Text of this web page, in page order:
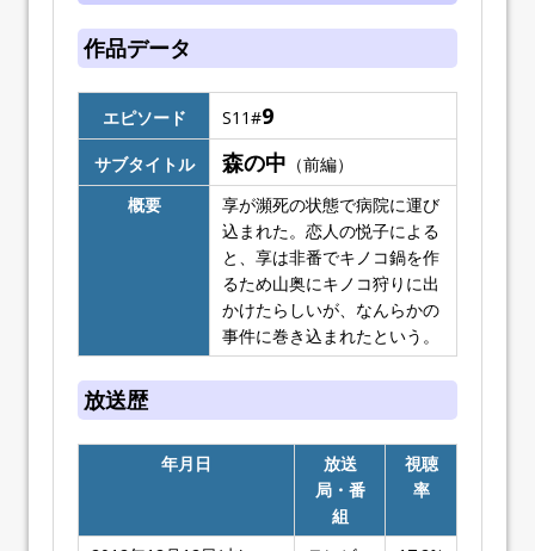
作品データ
エピソード S11#9
サブタイトル 森の中 （前編）
概要
享が瀕死の状態で病院に運び
込まれた。恋人の悦子による
と、享は非番でキノコ鍋を作
るため山奥にキノコ狩りに出
かけたらしいが、なんらかの
事件に巻き込まれたという。
放送歴
年月日
放送
局・番
組
視聴
率